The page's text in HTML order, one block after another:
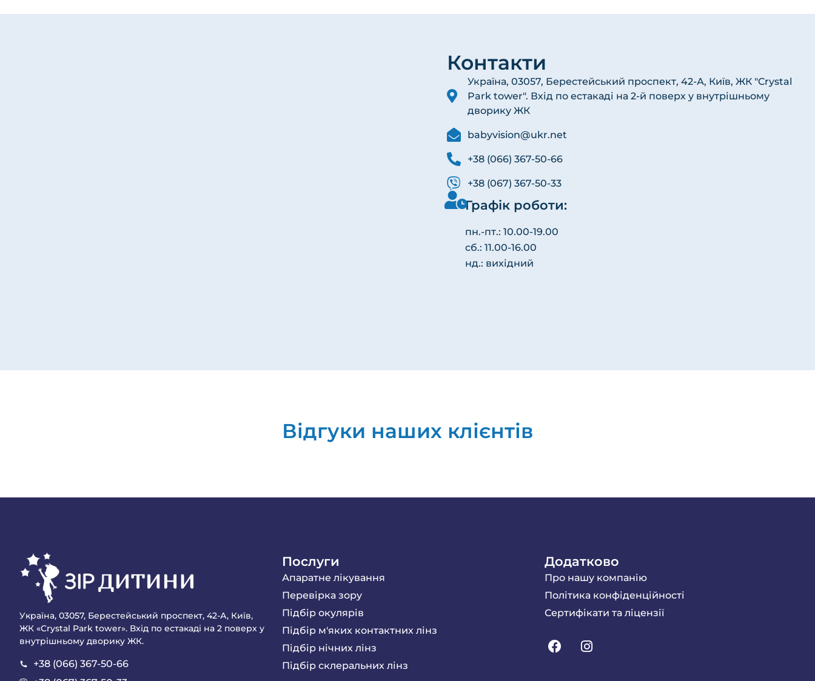
Контакти
Україна, 03057, Берестейський проспект, 42-А, Київ, ЖК "Crystal
Park tower". Вхід по естакаді на 2-й поверх у внутрішньому
дворику ЖК
babyvision@ukr.net
+38 (066) 367-50-66
+38 (067) 367-50-33
Графік роботи:
пн.-пт.: 10.00-19.00
сб.: 11.00-16.00
нд.: вихідний
Відгуки наших клієнтів
Україна, 03057, Берестейський проспект, 42-А, Київ,
ЖК «Crystal Park tower». Вхід по естакаді на 2 поверх у
внутрішньому дворику ЖК.
+38 (066) 367-50-66
Послуги
Апаратне лікування
Перевірка зору
Підбір окулярів
Підбір м'яких контактних лінз
Підбір нічних лінз
Підбір склеральних лінз
Додатково
Про нашу компанію
Політика конфіденційності
Сертифікати та ліцензії